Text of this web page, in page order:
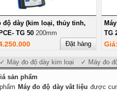
độ dày (kim loại, thủy tinh,
TG 50 200mm
Đặt hàng
TG
Máy đo độ dày kim loại Máy đo
sản phẩm
Máy đo độ dày vât liệu được